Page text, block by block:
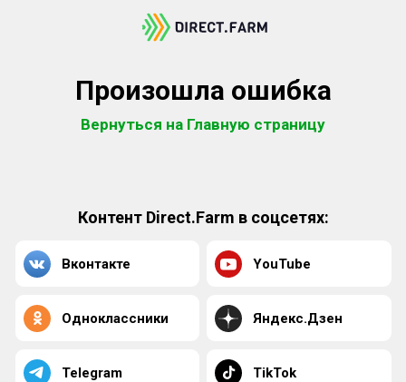
Произошла ошибка
Вернуться на Главную страницу
Контент Direct.Farm в соцсетях:
Вконтакте YouTube
Одноклассники Яндекс.Дзен
Telegram TikTok